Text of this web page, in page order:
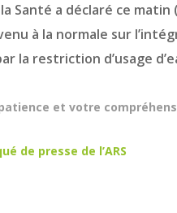
Santé a déclaré ce matin
à la normale sur
la restriction d’usage
et votre
de presse de l’ARS